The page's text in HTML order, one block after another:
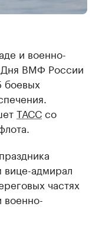
и военно-
Дня ВМФ России
боевых
ТАССсо
адмирал
частях
военно-